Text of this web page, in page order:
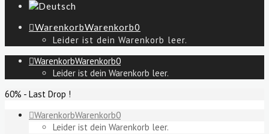
WarenkorbWarenkorb0
Leider ist dein Warenkorb leer.
WarenkorbWarenkorb0
Leider ist dein Warenkorb leer.
60% - Last Drop !
WarenkorbWarenkorb0
Leider ist dein Warenkorb leer.